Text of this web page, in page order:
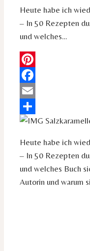
Heute habe ich
– In 50 Rezepten
und welches…
Pinterest
Facebook
Email
Teilen
Heute habe ich
– In 50 Rezepten
und welches Buch
Autorin und warum